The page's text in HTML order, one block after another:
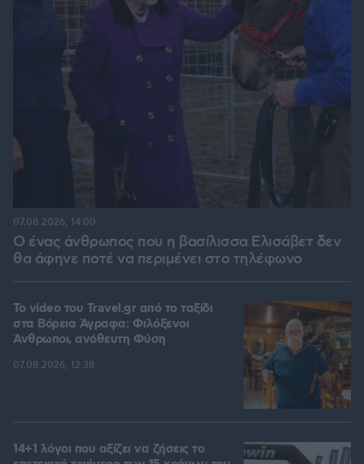
Ο ένας άνθρωπος που η βασίλισσα Ελισάβετ δεν
θα άφηνε ποτέ να περιμένει στο τηλέφωνο
07.08.2026, 14:00
To video του Travel.gr από το ταξίδι
στα Βόρεια Άγραφα: Φιλόξενοι
Άνθρωποι, ανόθευτη Φύση
07.08.2026, 12:38
14+1 λόγοι που αξίζει να ζήσεις το